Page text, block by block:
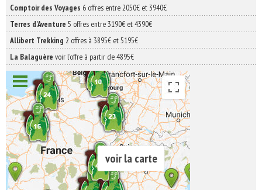
Comptoir des Voyages 6 offres entre 2050€ et 3940€
Terres d'Aventure 5 offres entre 3190€ et 4390€
Allibert Trekking 2 offres à 3895€ et 5195€
La Balaguère voir l'offre à partir de 4895€
voir la carte